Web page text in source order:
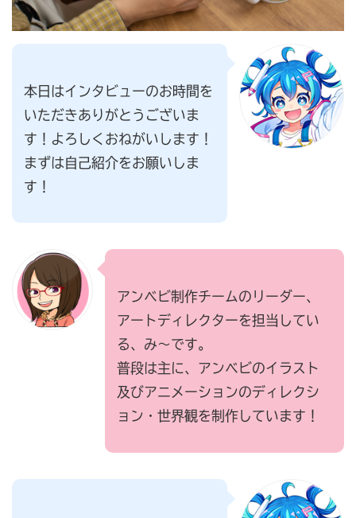
本日はインタビューのお時間を
いただきありがとうございま
す！よろしくおねがいします！
まずは自己紹介をお願いしま
す！
アンベビ制作チームのリーダー、
アートディレクターを担当してい
る、み〜です。
普段は主に、アンベビのイラスト
及びアニメーションのディレクシ
ョン・世界観を制作しています！